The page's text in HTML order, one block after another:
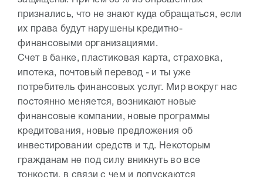
признались, что не знают куда обращаться, если
их права будут нарушены кредитно-
финансовыми организациями.
Счет в банке, пластиковая карта, страховка,
ипотека, почтовый перевод - и ты уже
потребитель финансовых услуг. Мир вокруг нас
постоянно меняется, возникают новые
финансовые компании, новые программы
кредитования, новые предложения об
инвестировании средств и т.д. Некоторым
гражданам не под силу вникнуть во все
тонкости, в связи с чем и допускаются